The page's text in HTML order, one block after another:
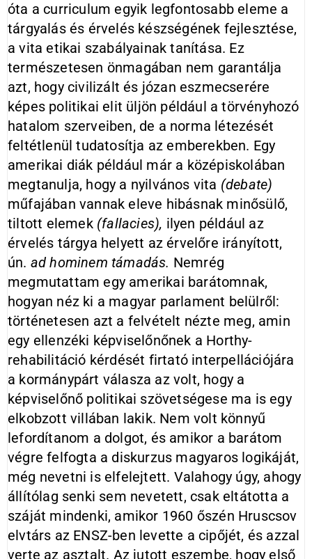
óta a curriculum egyik legfontosabb eleme a
tárgyalás és érvelés készségének fejlesztése,
a vita etikai szabályainak tanítása. Ez
természetesen önmagában nem garantálja
azt, hogy civilizált és józan eszmecserére
képes politikai elit üljön például a törvényhozó
hatalom szerveiben, de a norma létezését
feltétlenül tudatosítja az emberekben. Egy
amerikai diák például már a középiskolában
megtanulja, hogy a nyilvános vita (debate)
műfajában vannak eleve hibásnak minősülő,
tiltott elemek (fallacies), ilyen például az
érvelés tárgya helyett az érvelőre irányított,
ún. ad hominem támadás. Nemrég
megmutattam egy amerikai barátomnak,
hogyan néz ki a magyar parlament belülről:
történetesen azt a felvételt nézte meg, amin
egy ellenzéki képviselőnőnek a Horthy-
rehabilitáció kérdését firtató interpellációjára
a kormánypárt válasza az volt, hogy a
képviselőnő politikai szövetségese ma is egy
elkobzott villában lakik. Nem volt könnyű
lefordítanom a dolgot, és amikor a barátom
végre felfogta a diskurzus magyaros logikáját,
még nevetni is elfelejtett. Valahogy úgy, ahogy
állítólag senki sem nevetett, csak eltátotta a
száját mindenki, amikor 1960 őszén Hruscsov
elvtárs az ENSZ-ben levette a cipőjét, és azzal
verte az asztalt. Az jutott eszembe, hogy első